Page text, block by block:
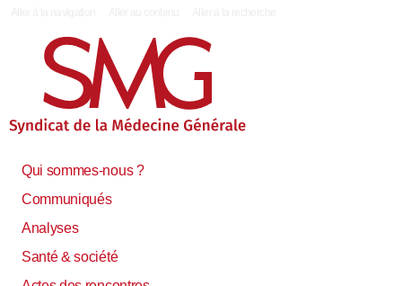
Qui sommes-nous ?
Communiqués
Analyses
Santé & société